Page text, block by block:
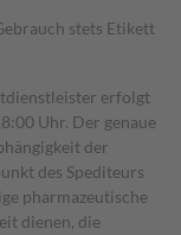
stets Etikett
erfolgt
Uhr. Der genaue
der
des Spediteurs
pharmazeutische
dienen, die